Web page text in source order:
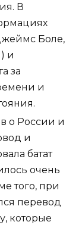
В
Боле,
и
за
и
о России и
и
батат
очень
того, при
перевод
которые